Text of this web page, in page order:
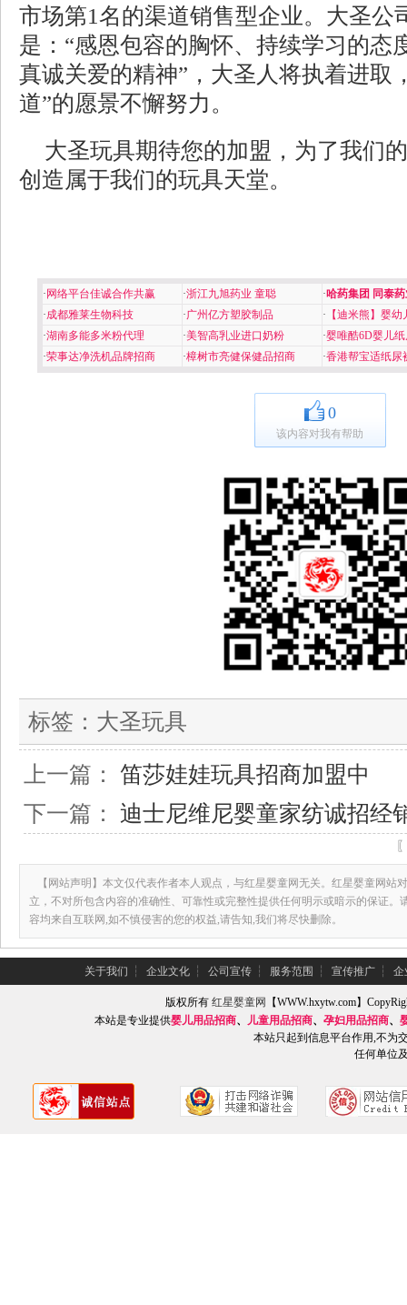
市场第1名的渠道销售型企业。大圣公
是：“感恩包容的胸怀、持续学习的态
真诚关爱的精神”，大圣人将执着进取
道”的愿景不懈努力。
大圣玩具期待您的加盟，为了我们
创造属于我们的玩具天堂。
· 网络平台佳诚合作共赢 ·浙江九旭药业 童聪 ·哈药集团 同泰
·成都雅莱生物科技 ·广州亿方塑胶制品 · 【迪米熊】婴幼
·湖南多能多米粉代理 ·美智高乳业进口奶粉 ·婴唯酷6D婴儿
·荣事达净洗机品牌招商 ·樟树市亮健保健品招商 ·香港帮宝适纸尿
0
该内容对我有帮助
标签： 大圣玩具
上一篇： 笛莎娃娃玩具招商加盟中
下一篇： 迪士尼维尼婴童家纺诚招经
【网站声明】本文仅代表作者本人观点，与红星婴童网无关。红星婴童网站
立，不对所包含内容的准确性、可靠性或完整性提供任何明示或暗示的保证。
容均来自互联网,如不慎侵害的您的权益,请告知,我们将尽快删除。
关于我们 ┆ 企业文化 ┆ 公司宣传 ┆ 服务范围 ┆ 宣传推广 ┆ 企
版权所有红星婴童网
【WWW.hxytw.com】
本站是专业提供婴儿用品招商、 儿童用品招商、 孕妇用品招商、
本站只起到信息平台作用,不为
任何单位